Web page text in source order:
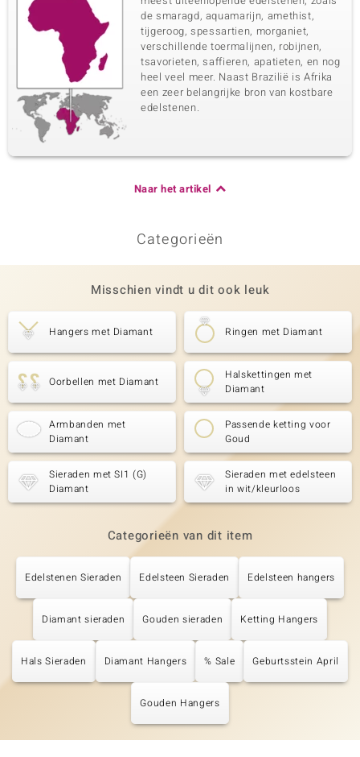
de smaragd, aquamarijn, amethist,
tijgeroog, spessartien, morganiet,
verschillende toermalijnen, robijnen,
tsavorieten, saffieren, apatieten, en nog
heel veel meer. Naast Brazilië is Afrika
een zeer belangrijke bron van kostbare
edelstenen.
Naar het artikel
Categorieën
Misschien vindt u dit ook leuk
Hangers met Diamant Ringen met Diamant
Oorbellen met Diamant
Halskettingen met
Diamant
Armbanden met
Diamant
Passende ketting voor
Goud
Sieraden met SI1 (G)
Diamant
Sieraden met edelsteen
in wit/kleurloos
Categorieën van dit item
Edelstenen Sieraden Edelsteen Sieraden Edelsteen hangers
Diamant sieraden Gouden sieraden Ketting Hangers
Hals Sieraden Diamant Hangers % Sale Geburtsstein April
Gouden Hangers